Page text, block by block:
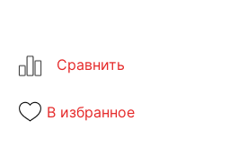
В избранное